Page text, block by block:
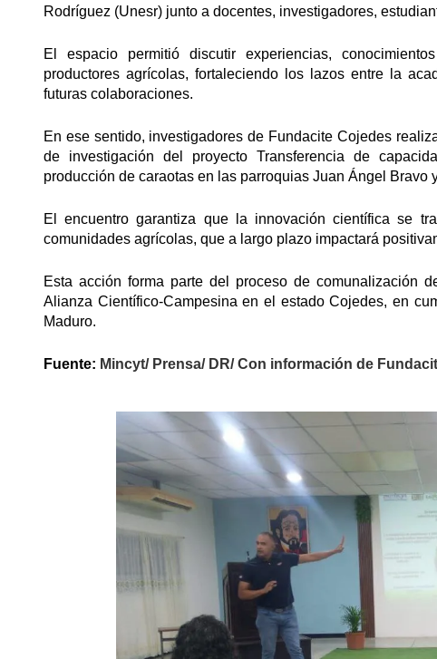
Rodríguez (Unesr) junto a docentes, investigadores,
El espacio permitió discutir experiencias,
productores agrícolas, fortaleciendo los lazos entre la
futuras colaboraciones.
En ese sentido, investigadores de Fundacite Cojedes
de investigación del proyecto Transferencia de
producción de caraotas en las parroquias Juan Ángel Bravo
El encuentro garantiza que la innovación científica se
comunidades agrícolas, que a largo plazo impactará
Esta acción forma parte del proceso de comunalización
Alianza Científico-Campesina en el estado Cojedes, en
Maduro.
Fuente: Mincyt/ Prensa/ DR/ Con información de